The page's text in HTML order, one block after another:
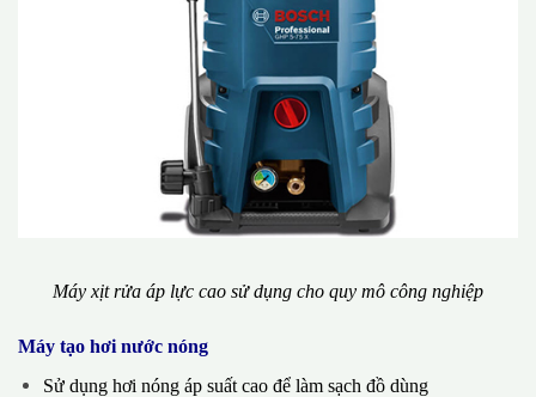
Máy xịt rửa áp lực cao sử dụng cho quy mô công nghiệp
Máy tạo hơi nước nóng
Sử dụng hơi nóng áp suất cao để làm sạch đồ dùng